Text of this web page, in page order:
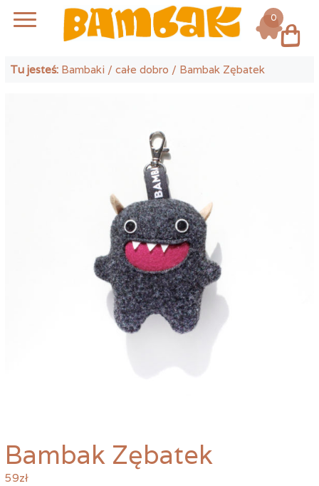
Tu jesteś: Bambaki /całe dobro / Bambak Zębatek
Bambak Zębatek
59zł
Log in
0